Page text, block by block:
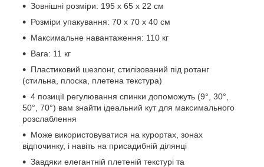
Зовнішні розміри: 195 х 65 х 22 см
Розміри упакування: 70 х 70 х 40 см
Максимальне навантаження: 110 кг
Вага: 11 кг
Пластиковий шезлонг, стилізований під ротанг
(стильна, плоска, плетена текстура)
4 позиції регулювання спинки допоможуть (9°, 30°,
50°, 70°) вам знайти ідеальний кут для максимального
розслаблення
Може використовуватися на курортах, зонах
відпочинку, і навіть на присадибній ділянці
Завдяки елегантній плетеній текстурі та